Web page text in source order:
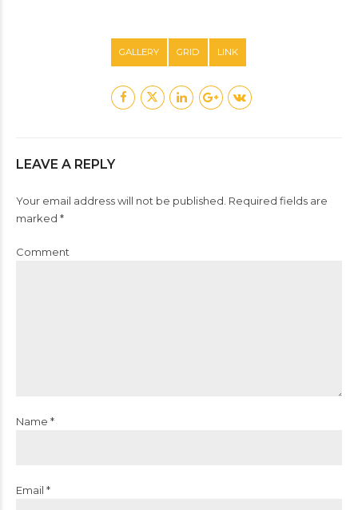
GALLERY GRID LINK
LEAVE A REPLY
Your email address will not be published. Required fields are
marked *
Comment
Name *
Email *